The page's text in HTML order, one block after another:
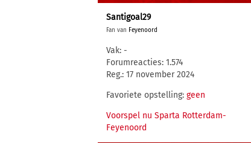
Santigoal29
Fan van Feyenoord
Vak: -
Forumreacties: 1.574
Reg.: 17 november 2024
Favoriete opstelling: geen
Voorspel nu Sparta Rotterdam-
Feyenoord